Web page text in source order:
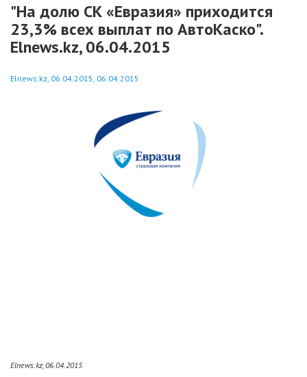
"На долю СК «Евразия» приходится
23,3% всех выплат по АвтоКаско".
Elnews.kz, 06.04.2015
Elnews.kz, 06.04.2015, 06.04.2015
Elnews.kz, 06.04.2015